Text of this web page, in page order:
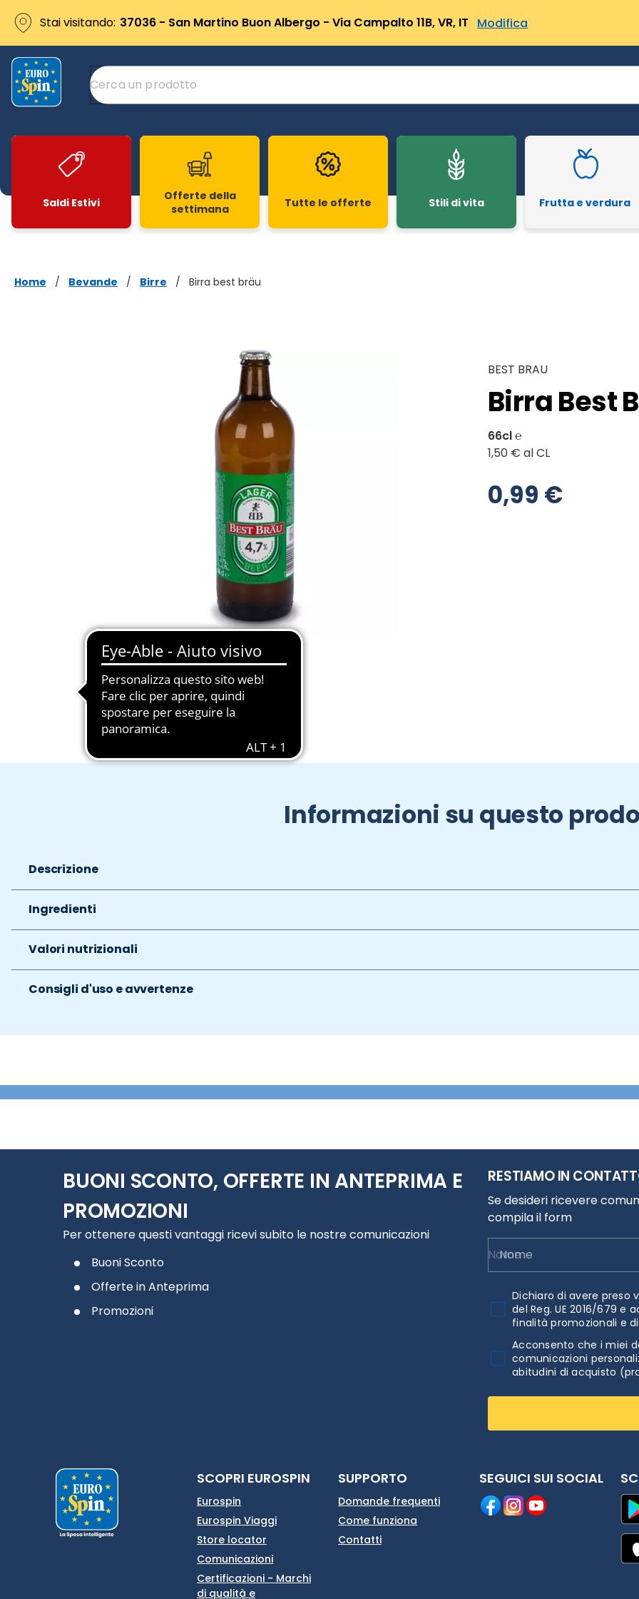
Stai visitando: 37036 - San Martino Buon Albergo - Via Campalto 11B, VR, IT Modifica
Saldi Estivi
Offerte della
settimana
Tutte le offerte Stili di vita Frutta e verdura
Home / Bevande / Birre / Birra best bräu
Slide 1 di 2
BEST BRAU
Birra Best
66cl ℮
1,50 € al CL
0,99 €
Informazioni su questo
Descrizione
Ingredienti
Valori nutrizionali
Consigli d'uso e avvertenze
BUONI SCONTO, OFFERTE IN ANTEPRIMA E
PROMOZIONI
Per ottenere questi vantaggi ricevi subito le nostre comunicazioni
Buoni Sconto
Offerte in Anteprima
Promozioni
RESTIAMO IN
Se desideri ricevere
compila il form
Nome
Dichiaro di avere preso
del Reg. UE 2016/679
finalità promozionali e
Acconsento che i miei
comunicazioni
abitudini di acquisto
SCOPRI EUROSPIN
Eurospin
Eurospin Viaggi
Store locator
Comunicazioni
Certificazioni - Marchi
di qualità e
SUPPORTO
Domande frequenti
Come funziona
Contatti
SEGUICI SUI SOCIAL